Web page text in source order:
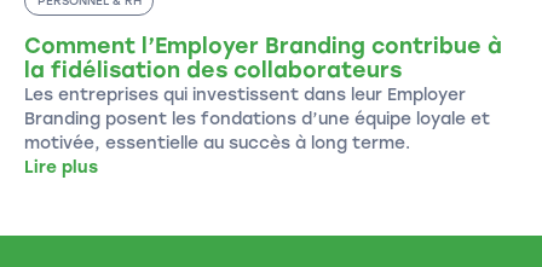
Comment l’Employer Branding contribue à
la fidélisation des collaborateurs
Les entreprises qui investissent dans leur Employer
Branding posent les fondations d’une équipe loyale et
motivée, essentielle au succès à long terme.
Lire plus